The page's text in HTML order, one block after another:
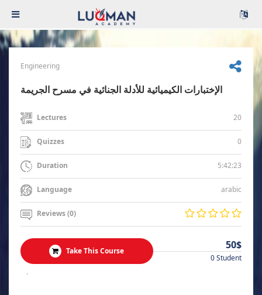
Engineering
الإختبارات الكيميائية للأدلة الجنائية في مسرح الجريمة
Lectures 20
Quizzes 0
Duration 5:42:23
Language arabic
Reviews (0)
Take This Course 50$
0 Student
.